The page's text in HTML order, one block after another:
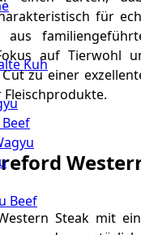
Kuh
Beef
für
auf Tierwohl
zu einer
Steak mit